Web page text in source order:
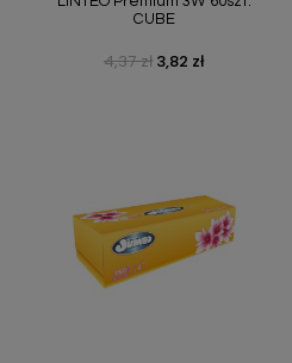
CUBE
Cena podstawowa
4,37 zł Cena
3,82 zł